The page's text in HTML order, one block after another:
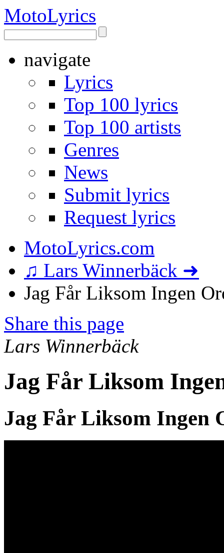
MotoLyrics
navigate
Lyrics
Top 100 lyrics
Top 100 artists
Genres
News
Submit lyrics
Request lyrics
MotoLyrics.com
♫ Lars Winnerbäck ➜
Jag Får Liksom Ingen
Share this page
Lars Winnerbäck
Jag Får Liksom
Jag Får Liksom Ingen